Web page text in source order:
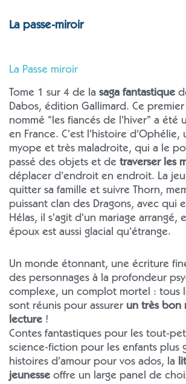
La passe-miroir
La Passe miroir
Tome 1 sur 4 de la saga fantastique
Dabos, édition Gallimard. Ce
nommé “les fiancés de l’hiver” a été
en France. C’est l’histoire
myope et très maladroite, qui a le
passé des objets et de traverser les
déplacer d’endroit en endroit. La
quitter sa famille et suivre Thorn,
puissant clan des Dragons, avec qui
Hélas, il s’agit d’un mariage arrangé,
époux est aussi glacial qu’étrange.
Un monde étonnant, une écriture
des personnages à la profondeur
complexe, un complot mortel : tous
sont réunis pour assurer un très bon
lecture !
Contes fantastiques pour les tout-
science-fiction pour les enfants plus
histoires d’amour pour vos ados, la
jeunesse offre un large panel de